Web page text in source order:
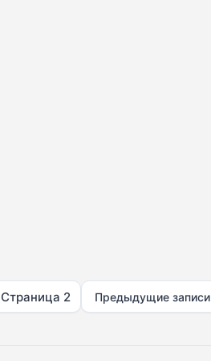
Страница 2 Предыдущие записи